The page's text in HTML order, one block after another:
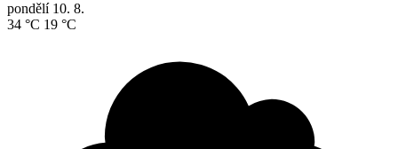
pondělí 10. 8.
34 °C 19 °C